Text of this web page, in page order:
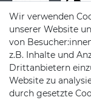
Wir verwenden
unserer Website
von
z.B. Inhalte und
Drittanbietern
Website zu
durch gesetzte